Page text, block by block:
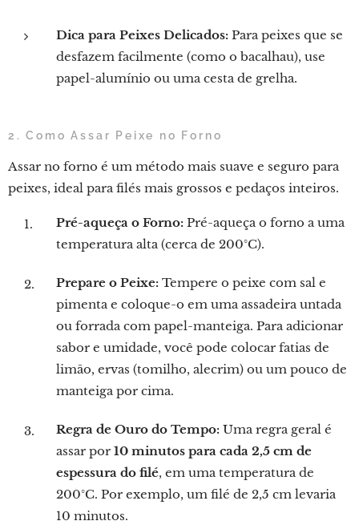
Dica para Peixes Delicados: Para peixes que se
desfazem facilmente (como o bacalhau), use
papel-alumínio ou uma cesta de grelha.
2. Como Assar Peixe no Forno
Assar no forno é um método mais suave e seguro para
peixes, ideal para filés mais grossos e pedaços inteiros.
Pré-aqueça o Forno: Pré-aqueça o forno a uma
temperatura alta (cerca de 200°C).
Prepare o Peixe: Tempere o peixe com sal e
pimenta e coloque-o em uma assadeira untada
ou forrada com papel-manteiga. Para adicionar
sabor e umidade, você pode colocar fatias de
limão, ervas (tomilho, alecrim) ou um pouco de
manteiga por cima.
Regra de Ouro do Tempo: Uma regra geral é
assar por 10 minutos para cada 2,5 cm de
espessura do filé, em uma temperatura de
200°C. Por exemplo, um filé de 2,5 cm levaria
10 minutos.